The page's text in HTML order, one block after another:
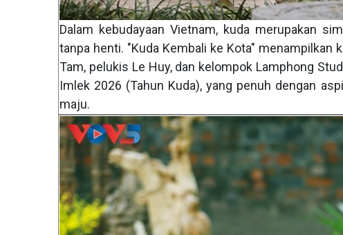
Dalam kebudayaan Vietnam, kuda merupakan
tanpa henti. "Kuda Kembali ke Kota" menampilkan
Tam, pelukis Le Huy, dan kelompok Lamphong
Imlek 2026 (Tahun Kuda), yang penuh dengan
maju.